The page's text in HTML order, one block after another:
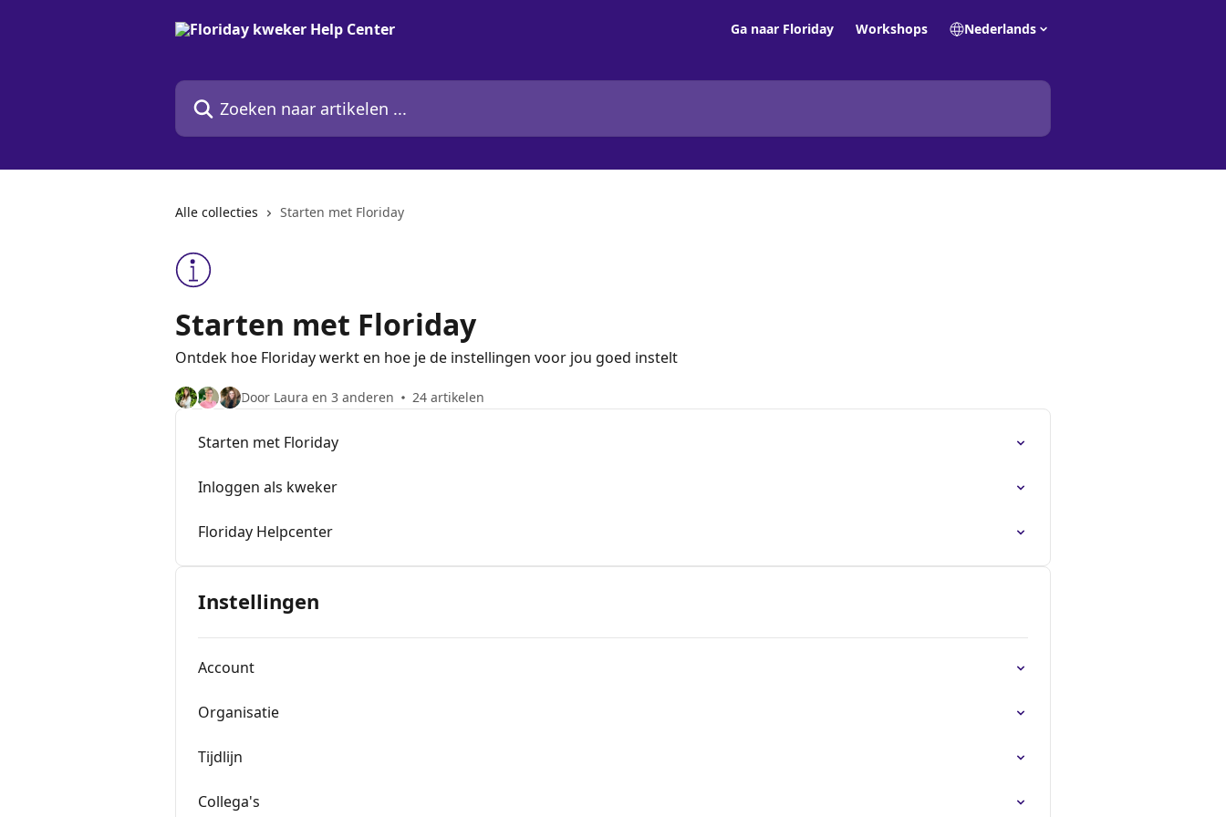
Ga naar Floriday Workshops Nederlands
Zoeken naar artikelen ...
Alle collecties Starten met Floriday
Starten met Floriday
Ontdek hoe Floriday werkt en hoe je de instellingen voor jou goed instelt
Door Laura en 3 anderen 24 artikelen
Starten met Floriday
Inloggen als kweker
Floriday Helpcenter
Instellingen
Account
Organisatie
Tijdlijn
Collega's